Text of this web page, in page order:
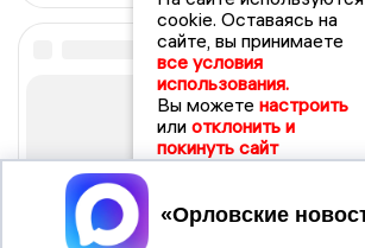
cookie. Оставаясь на
сайте, вы принимаете
все условия
использования.
Вы можете настроить
или отклонить и
покинуть сайт
Принять